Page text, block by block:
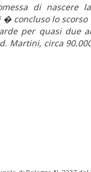
di
concluso lo
per quasi due
Martini, circa